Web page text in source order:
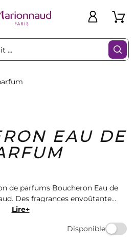
Marques Idées
Cadeaux
Bons
Plans
EAU DE
de parfums Boucheron Eau de
Des fragrances envoûtantes
vous séduire. Offrez-vous
parmi notre sélection de
Lire+
Disponible
Filtres